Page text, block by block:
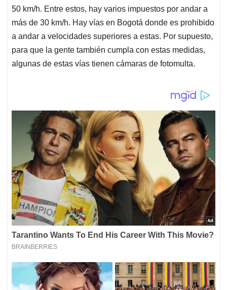
50 km/h. Entre estos, hay varios impuestos por andar a
más de 30 km/h. Hay vías en Bogotá donde es prohibido
a andar a velocidades superiores a estas. Por supuesto,
para que la gente también cumpla con estas medidas,
algunas de estas vías tienen cámaras de fotomulta.